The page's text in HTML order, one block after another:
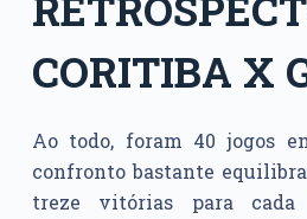
CORITIBA X
Ao todo, foram 40 jogos
confronto bastante
treze vitórias para cada